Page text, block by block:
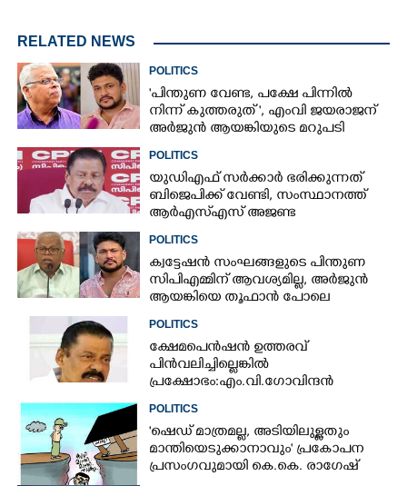
RELATED NEWS
POLITICS
"പിന്തുണ വേണ്ട,​ പക്ഷേ പിന്നിൽ
നിന്ന് കുത്തരുത് ", എംവി ജയരാജന്
അർജുൻ ആയങ്കിയുടെ മറുപടി
POLITICS
യുഡിഎഫ് സർക്കാർ ഭരിക്കുന്നത്
ബിജെപിക്ക് വേണ്ടി,​ സംസ്ഥാനത്ത്
ആർഎസ്എസ് അജണ്ട
നടപ്പാക്കുന്നെന്ന് എം വി ഗോവിന്ദൻ
POLITICS
ക്വട്ടേഷൻ സംഘങ്ങളുടെ പിന്തുണ
സിപിഎമ്മിന് ആവശ്യമില്ല, അർജുൻ
ആയങ്കിയെ തൂഫാൻ പോലെ
തൂക്കണമെന്ന് എം വി ജയരാജൻ
POLITICS
ക്ഷേമപെൻഷൻ ഉത്തരവ്
പിൻവലിച്ചില്ലെങ്കിൽ
പ്രക്ഷോഭം:എം.വി.ഗോവിന്ദൻ
POLITICS
'ഷെഡ് മാത്രമല്ല, അടിയിലുള്ളതും
മാന്തിയെടുക്കാനാവും' പ്രകോപന
പ്രസംഗവുമായി കെ.കെ. രാഗേഷ്